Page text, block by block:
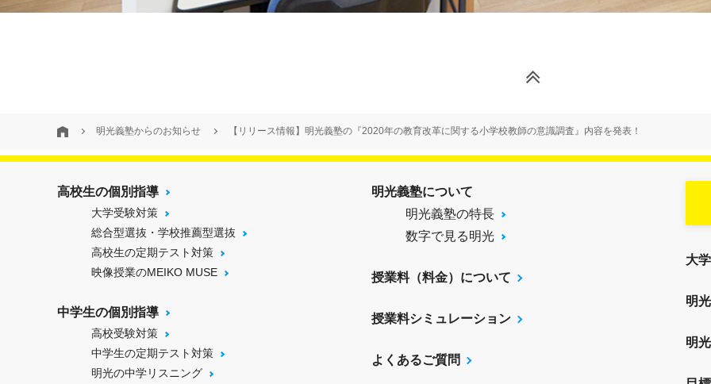
明光義塾からのお知らせ 【リリース情報】明光義塾の『2020年の教育改革に関する小学校教師の意識調査』内容を発表！
高校生の個別指導
大学受験対策
総合型選抜・学校推薦型選抜
高校生の定期テスト対策
映像授業のMEIKO MUSE
中学生の個別指導
高校受験対策
中学生の定期テスト対策
明光の中学リスニング
明光義塾について
明光義塾の特長
数字で見る明光
授業料（料金）について
授業料シミュレーション
よくあるご質問
大
明
明